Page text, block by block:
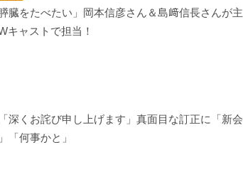
臓をたべたい」岡本信彦さん＆島﨑信長さんが主
キャストで担当！
深くお詫び申し上げます」真面目な訂正に「新会
「何事かと」